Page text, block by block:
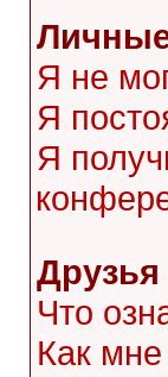
Я не
Я
Я
Друзья
Что
Как